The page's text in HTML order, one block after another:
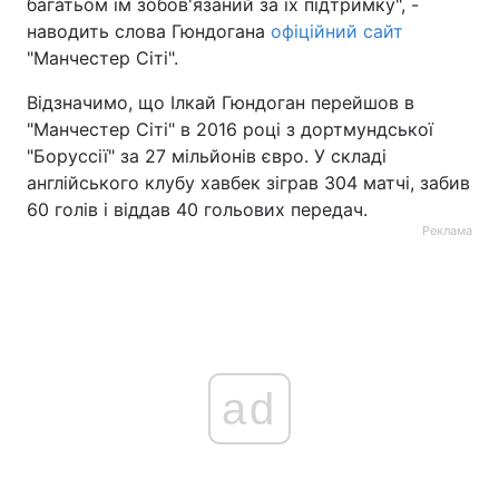
багатьом їм зобов'язаний за їх підтримку", -
наводить слова Гюндогана офіційний сайт
"Манчестер Сіті".
Відзначимо, що Ілкай Гюндоган перейшов в
"Манчестер Сіті" в 2016 році з дортмундської
"Боруссії" за 27 мільйонів євро. У складі
англійського клубу хавбек зіграв 304 матчі, забив
60 голів і віддав 40 гольових передач.
Реклама
ad